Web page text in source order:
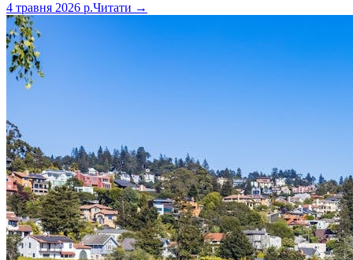
4 травня 2026 р.Читати →